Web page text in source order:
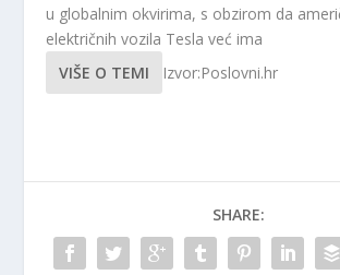
u globalnim okvirima, s obzirom da
električnih vozila Tesla već ima
VIŠE O TEMI
Izvor:Poslovni.hr
SHARE: